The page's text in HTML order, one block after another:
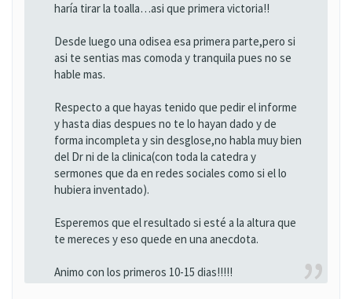
haría tirar la toalla…asi que primera victoria!!
Desde luego una odisea esa primera parte,pero si
asi te sentias mas comoda y tranquila pues no se
hable mas.
Respecto a que hayas tenido que pedir el informe
y hasta dias despues no te lo hayan dado y de
forma incompleta y sin desglose,no habla muy bien
del Dr ni de la clinica(con toda la catedra y
sermones que da en redes sociales como si el lo
hubiera inventado).
Esperemos que el resultado si esté a la altura que
te mereces y eso quede en una anecdota.
Animo con los primeros 10-15 dias!!!!!